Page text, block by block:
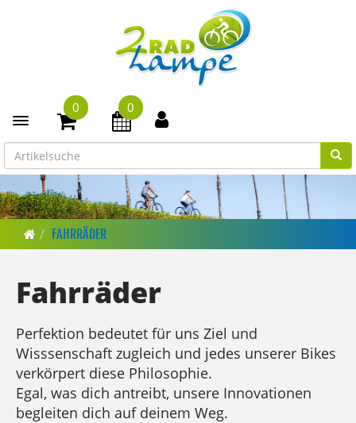
Toggle navigation
0 0
FAHRRÄDER
Fahrräder
Perfektion bedeutet für uns Ziel und
Wisssenschaft zugleich und jedes unserer Bikes
verkörpert diese Philosophie.
Egal, was dich antreibt, unsere Innovationen
begleiten dich auf deinem Weg.